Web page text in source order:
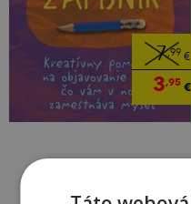
7,99 €
3,95€